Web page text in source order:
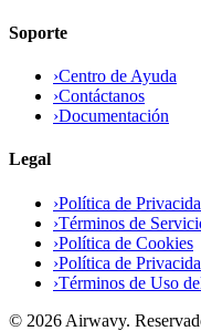
Soporte
›Centro de Ayuda
›Contáctanos
›Documentación
Legal
›Política de
›Términos de
›Política de Cookies
›Política de
›Términos de Uso
© 2026 Airwavy.